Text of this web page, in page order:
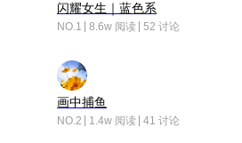
闪耀女生｜蓝色系
NO.1 8.6w 阅读 52 讨论
画中捕鱼
NO.2 1.4w 阅读 41 讨论